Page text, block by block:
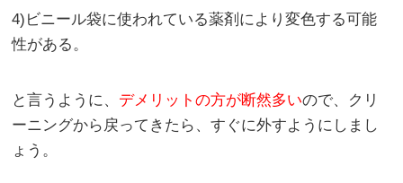
4)ビニール袋に使われている薬剤により変色する可能
性がある。
と言うように、 デメリットの方が断然多いので、クリ
ーニングから戻ってきたら、すぐに外すようにしまし
ょう。